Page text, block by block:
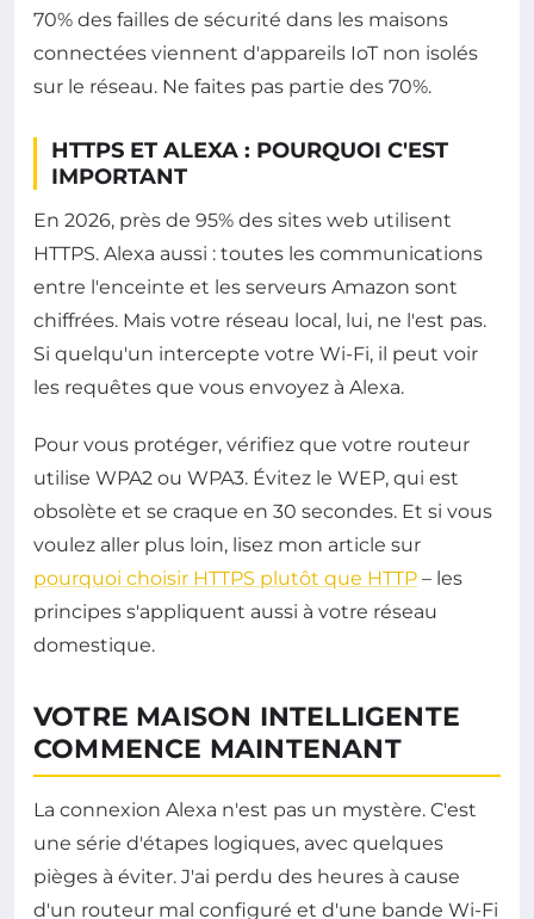
70% des failles de sécurité dans les maisons
connectées viennent d'appareils IoT non isolés
sur le réseau. Ne faites pas partie des 70%.
HTTPS ET ALEXA : POURQUOI C'EST
IMPORTANT
En 2026, près de 95% des sites web utilisent
HTTPS. Alexa aussi : toutes les communications
entre l'enceinte et les serveurs Amazon sont
chiffrées. Mais votre réseau local, lui, ne l'est pas.
Si quelqu'un intercepte votre Wi-Fi, il peut voir
les requêtes que vous envoyez à Alexa.
Pour vous protéger, vérifiez que votre routeur
utilise WPA2 ou WPA3. Évitez le WEP, qui est
obsolète et se craque en 30 secondes. Et si vous
voulez aller plus loin, lisez mon article sur
pourquoi choisir HTTPS plutôt que HTTP – les
principes s'appliquent aussi à votre réseau
domestique.
VOTRE MAISON INTELLIGENTE
COMMENCE MAINTENANT
La connexion Alexa n'est pas un mystère. C'est
une série d'étapes logiques, avec quelques
pièges à éviter. J'ai perdu des heures à cause
d'un routeur mal configuré et d'une bande Wi-Fi